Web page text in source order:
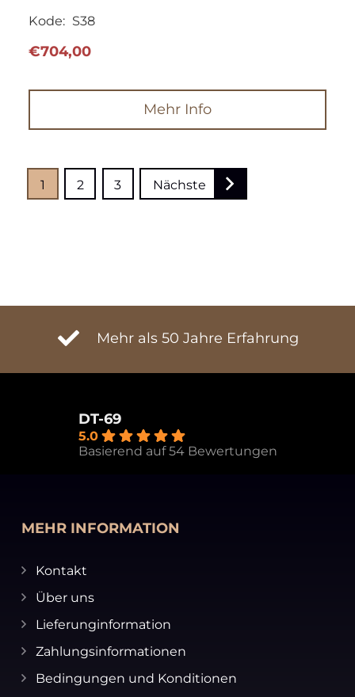
Kode: S38
€704,00
Mehr Info
Seitennummerierung
1 2 3 Nächste
Mehr als 50 Jahre Erfahrung
DT-69
5.0
Basierend auf 54 Bewertungen
MEHR INFORMATION
Kontakt
Über uns
Lieferunginformation
Zahlungsinformationen
Bedingungen und Konditionen